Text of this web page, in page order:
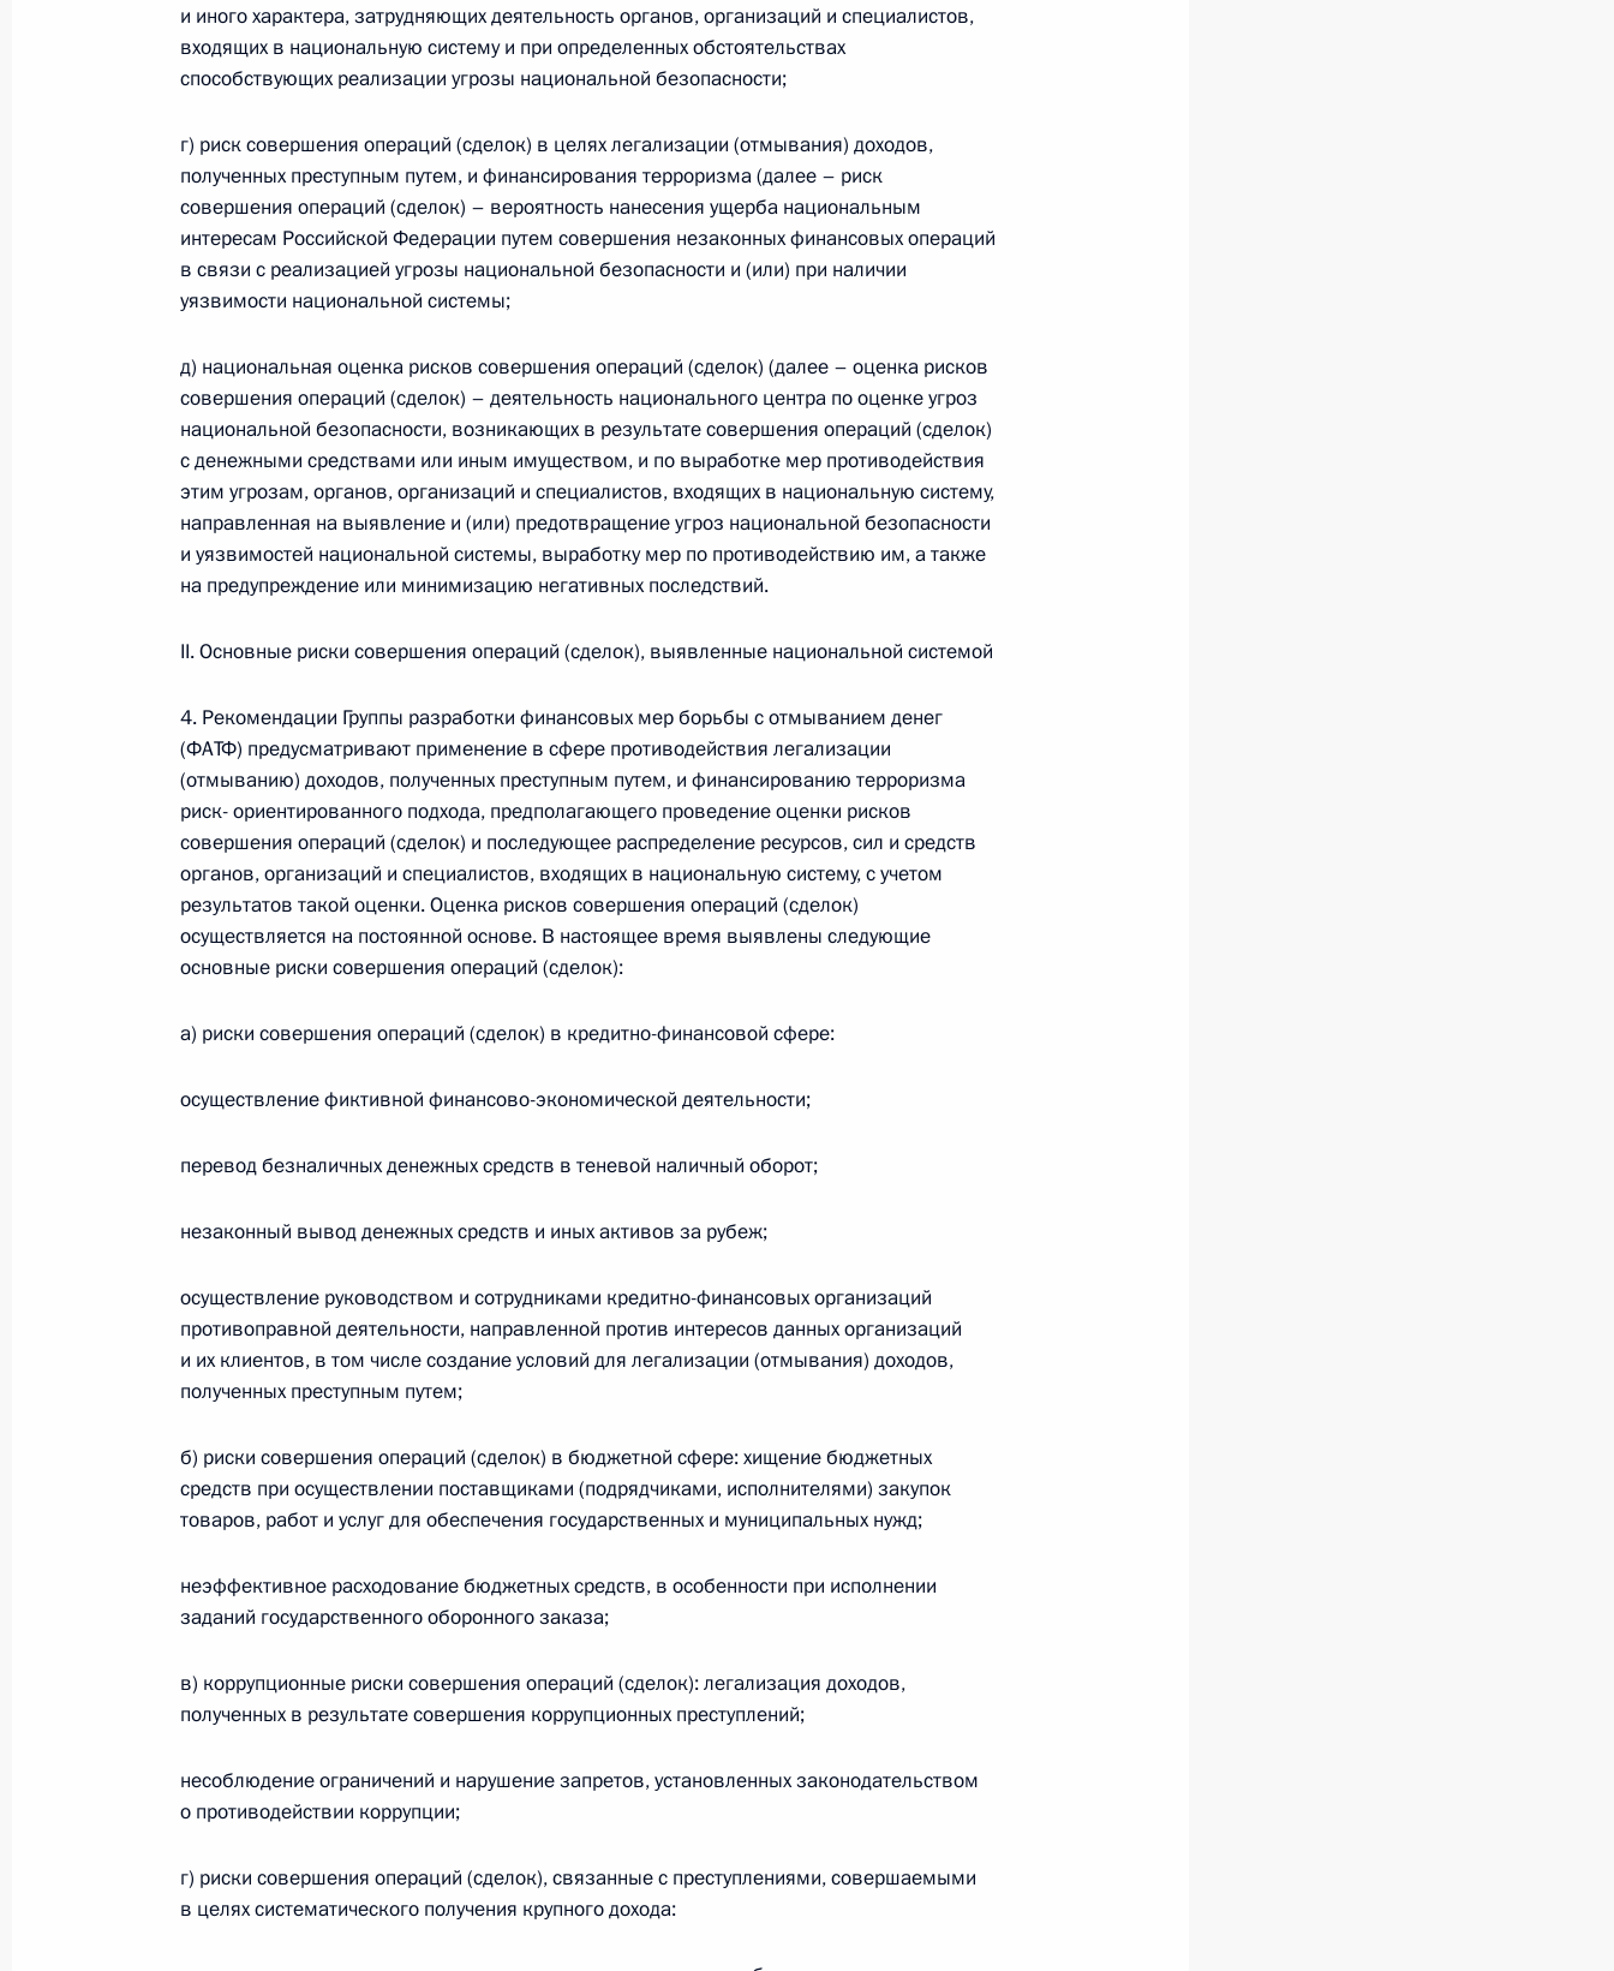
Администрация Президента России
Руслан Эдельгериев посетил
Азербайджан
Мария Львова-Белова
посетила Свердловскую
область
В России во исполнение поручения
Президента появится единый
научно-методический центр
по продвижению русского языка
за рубежом
14 июля 2026 года, 16:00
Заседание межведомственной
рабочей группы по повышению
эффективности сохранения объектов
культурного наследия, находящихся
в неудовлетворительном состоянии
14 июля 2026 года, 15:00
экосистем цифровой экономики
9 июля 2026 года, 17:00 8 июля 2026 года, 15:00
по повышению устойчивости
экономики и поддержке
граждан в условиях санкций
Федерации
Отправить письмо Президенту
LETTERS.KREMLIN.RU
Официальный портал
правовой информации
России
Президента России
Президента России
информация
и иного характера, затрудняющих деятельность органов, организаций и специалистов,
входящих в национальную систему и при определенных обстоятельствах
способствующих реализации угрозы национальной безопасности;
г) риск совершения операций (сделок) в целях легализации (отмывания) доходов,
полученных преступным путем, и финансирования терроризма (далее – риск
совершения операций (сделок) – вероятность нанесения ущерба национальным
интересам Российской Федерации путем совершения незаконных финансовых операций
в связи с реализацией угрозы национальной безопасности и (или) при наличии
уязвимости национальной системы;
д) национальная оценка рисков совершения операций (сделок) (далее – оценка рисков
совершения операций (сделок) – деятельность национального центра по оценке угроз
национальной безопасности, возникающих в результате совершения операций (сделок)
с денежными средствами или иным имуществом, и по выработке мер противодействия
этим угрозам, органов, организаций и специалистов, входящих в национальную систему,
направленная на выявление и (или) предотвращение угроз национальной безопасности
и уязвимостей национальной системы, выработку мер по противодействию им, а также
на предупреждение или минимизацию негативных последствий.
II. Основные риски совершения операций (сделок), выявленные национальной системой
4. Рекомендации Группы разработки финансовых мер борьбы с отмыванием денег
(ФАТФ) предусматривают применение в сфере противодействия легализации
(отмыванию) доходов, полученных преступным путем, и финансированию терроризма
риск- ориентированного подхода, предполагающего проведение оценки рисков
совершения операций (сделок) и последующее распределение ресурсов, сил и средств
органов, организаций и специалистов, входящих в национальную систему, с учетом
результатов такой оценки. Оценка рисков совершения операций (сделок)
осуществляется на постоянной основе. В настоящее время выявлены следующие
основные риски совершения операций (сделок):
а) риски совершения операций (сделок) в кредитно-финансовой сфере:
осуществление фиктивной финансово-экономической деятельности;
перевод безналичных денежных средств в теневой наличный оборот;
незаконный вывод денежных средств и иных активов за рубеж;
осуществление руководством и сотрудниками кредитно-финансовых организаций
противоправной деятельности, направленной против интересов данных организаций
и их клиентов, в том числе создание условий для легализации (отмывания) доходов,
полученных преступным путем;
б) риски совершения операций (сделок) в бюджетной сфере: хищение бюджетных
средств при осуществлении поставщиками (подрядчиками, исполнителями) закупок
товаров, работ и услуг для обеспечения государственных и муниципальных нужд;
неэффективное расходование бюджетных средств, в особенности при исполнении
заданий государственного оборонного заказа;
в) коррупционные риски совершения операций (сделок): легализация доходов,
полученных в результате совершения коррупционных преступлений;
несоблюдение ограничений и нарушение запретов, установленных законодательством
о противодействии коррупции;
г) риски совершения операций (сделок), связанные с преступлениями, совершаемыми
в целях систематического получения крупного дохода: